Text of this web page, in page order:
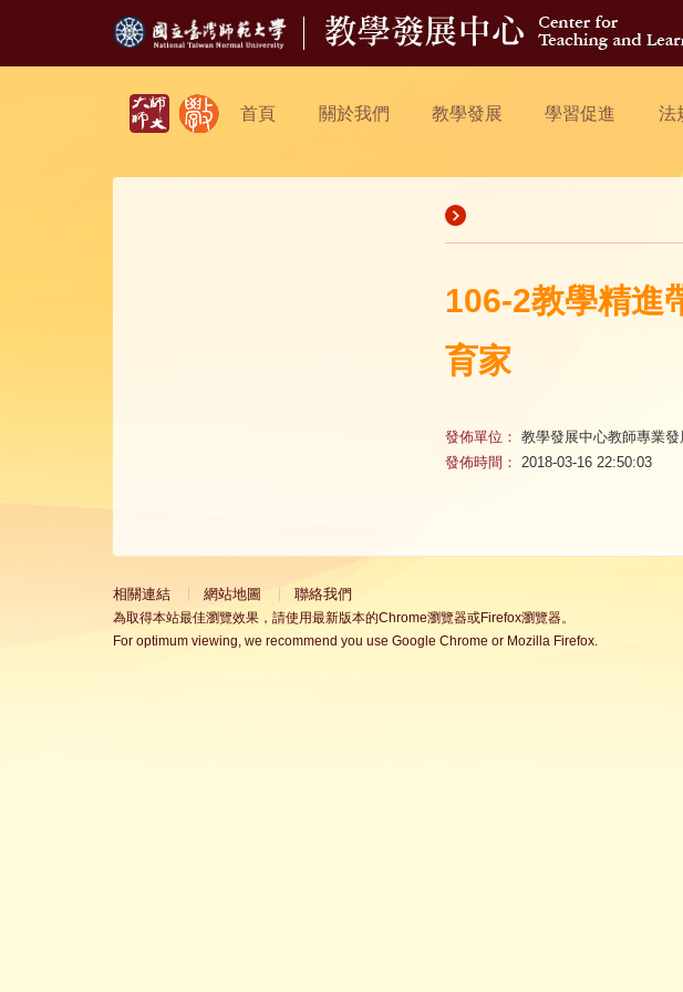
首頁 關於我們 教學發展 學習促進 法
106-2教學精進
育家
發佈單位： 教學發展中心教師專業發
發佈時間： 2018-03-16 22:50:03
相關連結 網站地圖 聯絡我們
為取得本站最佳瀏覽效果，請使用最新版本的Chrome瀏覽器或Firefox瀏覽器。
For optimum viewing, we recommend you use Google Chrome or Mozilla Firefox.